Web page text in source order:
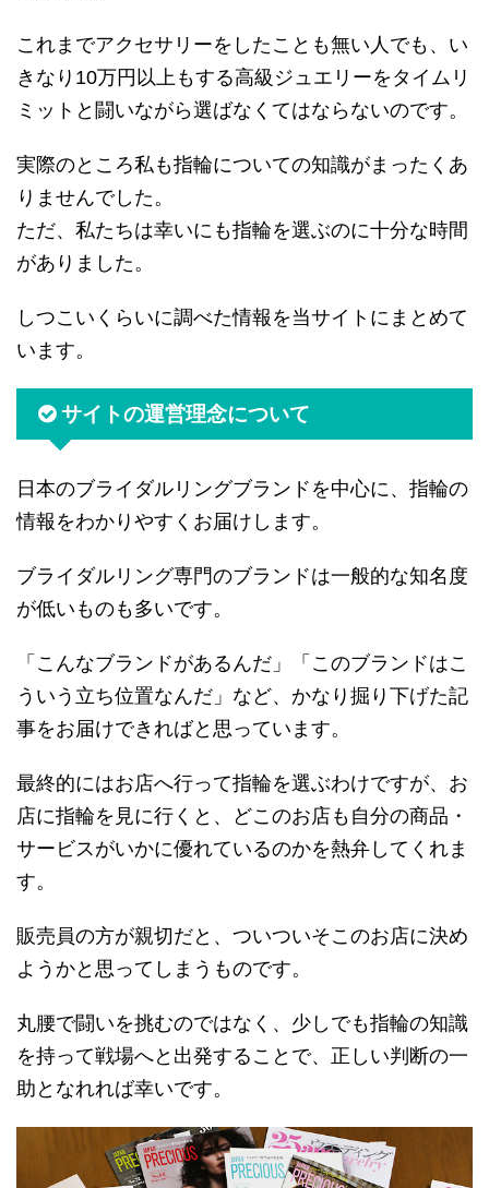
これまでアクセサリーをしたことも無い人でも、い
きなり10万円以上もする高級ジュエリーをタイムリ
ミットと闘いながら選ばなくてはならないのです。
実際のところ私も指輪についての知識がまったくあ
りませんでした。
ただ、私たちは幸いにも指輪を選ぶのに十分な時間
がありました。
しつこいくらいに調べた情報を当サイトにまとめて
います。
サイトの運営理念について
日本のブライダルリングブランドを中心に、指輪の
情報をわかりやすくお届けします。
ブライダルリング専門のブランドは一般的な知名度
が低いものも多いです。
「こんなブランドがあるんだ」「このブランドはこ
ういう立ち位置なんだ」など、かなり掘り下げた記
事をお届けできればと思っています。
最終的にはお店へ行って指輪を選ぶわけですが、お
店に指輪を見に行くと、どこのお店も自分の商品・
サービスがいかに優れているのかを熱弁してくれま
す。
販売員の方が親切だと、ついついそこのお店に決め
ようかと思ってしまうものです。
丸腰で闘いを挑むのではなく、少しでも指輪の知識
を持って戦場へと出発することで、正しい判断の一
助となれれば幸いです。